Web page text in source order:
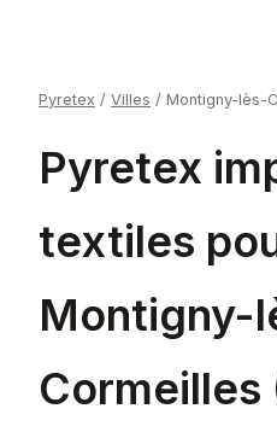
Pyretex / Villes / Montigny-lès-
Pyretex
textiles
Montigny-
Cormeilles